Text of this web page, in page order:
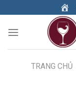
to
content
TRANG CHỦ